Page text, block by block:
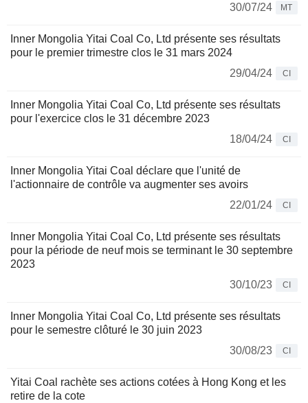
30/07/24
MT
Inner Mongolia Yitai Coal Co, Ltd présente ses résultats
pour le premier trimestre clos le 31 mars 2024
29/04/24
CI
Inner Mongolia Yitai Coal Co, Ltd présente ses résultats
pour l'exercice clos le 31 décembre 2023
18/04/24
CI
Inner Mongolia Yitai Coal déclare que l'unité de
l'actionnaire de contrôle va augmenter ses avoirs
22/01/24
CI
Inner Mongolia Yitai Coal Co, Ltd présente ses résultats
pour la période de neuf mois se terminant le 30 septembre
2023
30/10/23
CI
Inner Mongolia Yitai Coal Co, Ltd présente ses résultats
pour le semestre clôturé le 30 juin 2023
30/08/23
CI
Yitai Coal rachète ses actions cotées à Hong Kong et les
retire de la cote